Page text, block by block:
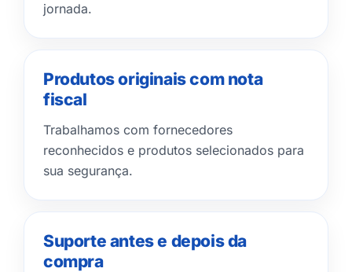
jornada.
Produtos originais com nota
fiscal
Trabalhamos com fornecedores
reconhecidos e produtos selecionados para
sua segurança.
Suporte antes e depois da
compra